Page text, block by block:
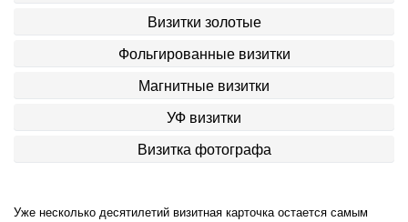
Визитки золотые
Фольгированные визитки
Магнитные визитки
УФ визитки
Визитка фотографа
Уже несколько десятилетий визитная карточка остается самым